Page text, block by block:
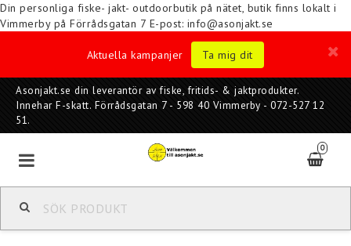
Din personliga fiske- jakt- outdoorbutik på nätet, butik finns lokalt i
Vimmerby på Förrådsgatan 7 E-post: info@asonjakt.se
Aktuella kampanjer Ta mig dit
Asonjakt.se din leverantör av fiske, fritids- & jaktprodukter.
Innehar F-skatt. Förrådsgatan 7 - 598 40 Vimmerby - 072-527 12
51.
0